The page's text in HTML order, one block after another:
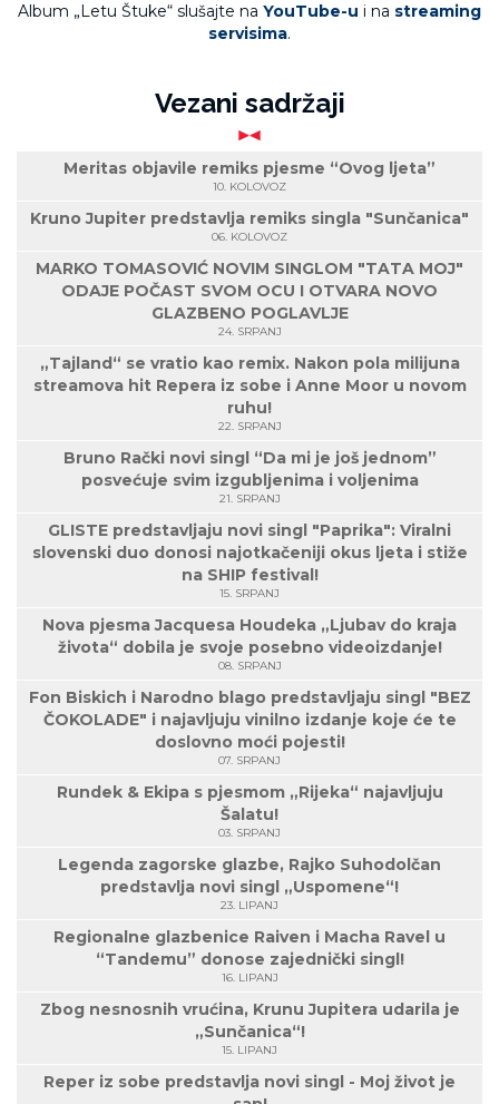
Album „Letu Štuke“ slušajte na YouTube-u i na streaming
servisima.
Vezani sadržaji
Meritas objavile remiks pjesme “Ovog ljeta”
10. KOLOVOZ
Kruno Jupiter predstavlja remiks singla "Sunčanica"
06. KOLOVOZ
MARKO TOMASOVIĆ NOVIM SINGLOM "TATA MOJ"
ODAJE POČAST SVOM OCU I OTVARA NOVO
GLAZBENO POGLAVLJE
24. SRPANJ
„Tajland“ se vratio kao remix. Nakon pola milijuna
streamova hit Repera iz sobe i Anne Moor u novom
ruhu!
22. SRPANJ
Bruno Rački novi singl “Da mi je još jednom”
posvećuje svim izgubljenima i voljenima
21. SRPANJ
GLISTE predstavljaju novi singl "Paprika": Viralni
slovenski duo donosi najotkačeniji okus ljeta i stiže
na SHIP festival!
15. SRPANJ
Nova pjesma Jacquesa Houdeka „Ljubav do kraja
života“ dobila je svoje posebno videoizdanje!
08. SRPANJ
Fon Biskich i Narodno blago predstavljaju singl "BEZ
ČOKOLADE" i najavljuju vinilno izdanje koje će te
doslovno moći pojesti!
07. SRPANJ
Rundek & Ekipa s pjesmom „Rijeka“ najavljuju
Šalatu!
03. SRPANJ
Legenda zagorske glazbe, Rajko Suhodolčan
predstavlja novi singl „Uspomene“!
23. LIPANJ
Regionalne glazbenice Raiven i Macha Ravel u
“Tandemu” donose zajednički singl!
16. LIPANJ
Zbog nesnosnih vrućina, Krunu Jupitera udarila je
„Sunčanica“!
15. LIPANJ
Reper iz sobe predstavlja novi singl - Moj život je